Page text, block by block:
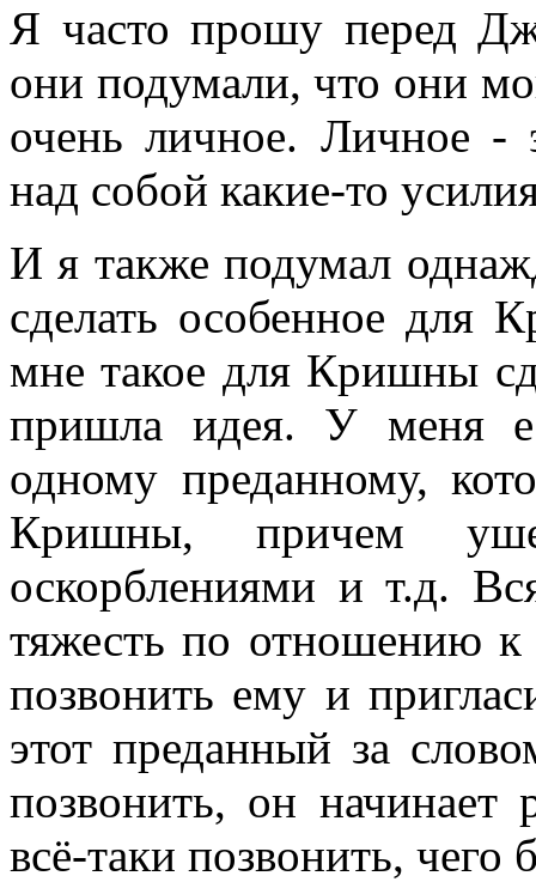
Я часто прошу перед
они подумали, что они
очень личное. Личное -
над собой какие-то
И я также подумал
сделать особенное для
мне такое для Кришны
пришла идея. У меня
одному преданному,
Кришны, причем
оскорблениями и т.д.
тяжесть по отношению
позвонить ему и
этот преданный за
позвонить, он начинает
всё-таки позвонить,